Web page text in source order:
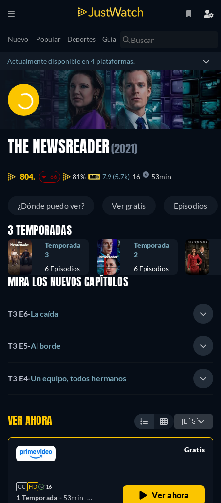
Nuevo Popular Deportes Guía
Actualmente disponible en 4 plataformas.
THE NEWSREADER (2021)
804. -66 81% 7.9 (5.7k) 16 53min
¿Dónde puedo ver? Ver gratis Episodios
3 TEMPORADAS
Temporada
3
6 Episodios
Temporada
2
6 Episodios
MIRA LOS NUEVOS CAPÍTULOS
T3 E6-La caída
T3 E5-Al borde
T3 E4-Un equipo, todos hermanos
VER AHORA 🇪🇸
CC HD 16
1 Temporada - 53min -
Gratis
Ver ahora